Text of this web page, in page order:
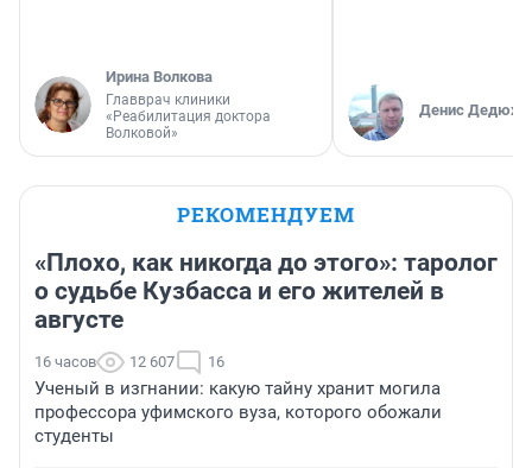
Ирина Волкова
Главврач клиники
«Реабилитация доктора
Волковой»
Денис
РЕКОМЕНДУЕМ
«Плохо, как никогда до этого»: таролог
о судьбе Кузбасса и его жителей в
августе
16 часов 12 607 16
Ученый в изгнании: какую тайну хранит могила
профессора уфимского вуза, которого обожали
студенты